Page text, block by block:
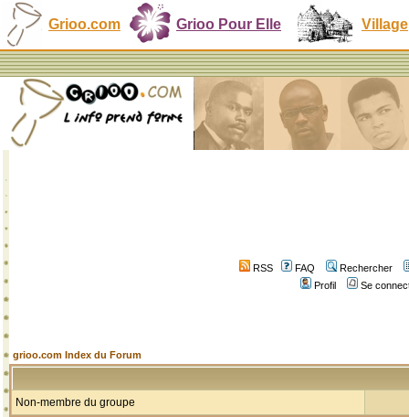
Grioo.com Grioo Pour Elle Village
RSS FAQ
Rechercher
Profil
Se
grioo.com Index du Forum
Non-membre du groupe